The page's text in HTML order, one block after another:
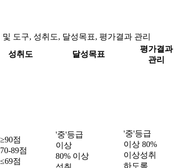
도구, 성취도, 달성목표, 평가결과 관리
성취도 달성목표
평가결과
관리
점
89점
점
'중'등급
이상
80% 이상
'중'등급
이상 80%
이상성취
하도록